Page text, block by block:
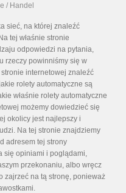
/ Handel
sieć, na której znaleźć
tej właśnie stronie
odpowiedzi na pytania,
rzeczy powinniśmy się w
internetowej znaleźć
rolety automatyczne są
właśnie rolety automatyczne
możemy dowiedzieć się
okolicy jest najlepszy i
Na tej stronie znajdziemy
adresem tej strony
się opiniami i poglądami,
przekonaniu, albo wręcz
zajrzeć na tą stronę, ponieważ